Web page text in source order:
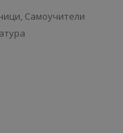
Самоучители